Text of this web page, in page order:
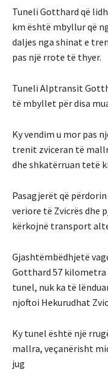
Tuneli Gotthard që
km është mbyllur që
daljes nga shinat e
pas një rrote të thyer.
Tuneli Alptransit
të mbyllet për disa
Ky vendim u mor pas
trenit zviceran të
dhe shkatërruan tetë
Pasagjerët që
veriore të Zvicrës dhe
kërkojnë transport
Gjashtëmbëdhjetë
Gotthard 57 kilometra
tunel, nuk ka të
njoftoi Hekurudhat
Ky tunel është një
mallra, veçanërisht
jug